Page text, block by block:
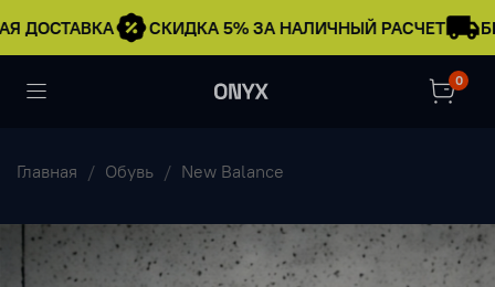
ДОСТАВКА СКИДКА 5% ЗА НАЛИЧНЫЙ РАСЧЕТ
0
Главная Обувь New Balance